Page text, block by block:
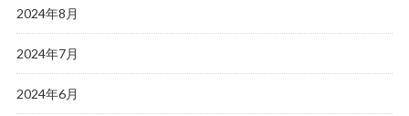
2024年8月
2024年7月
2024年6月